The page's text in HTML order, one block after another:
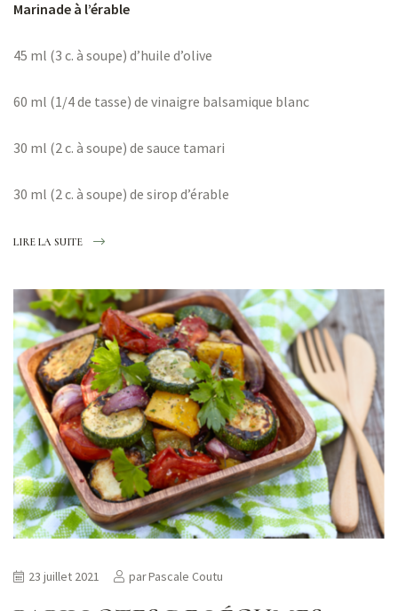
Marinade à l’érable
45 ml (3 c. à soupe) d’huile d’olive
60 ml (1/4 de tasse) de vinaigre balsamique blanc
30 ml (2 c. à soupe) de sauce tamari
30 ml (2 c. à soupe) de sirop d’érable
LIRE LA SUITE
23 juillet 2021 parPascale Coutu